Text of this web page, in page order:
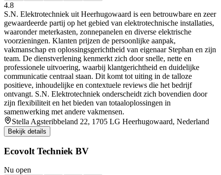
4.8
S.N. Elektrotechniek uit Heerhugowaard is een betrouwbare en zeer
gewaardeerde partij op het gebied van elektrotechnische installaties,
waaronder meterkasten, zonnepanelen en diverse elektrische
voorzieningen. Klanten prijzen de persoonlijke aanpak,
vakmanschap en oplossingsgerichtheid van eigenaar Stephan en zijn
team. De dienstverlening kenmerkt zich door snelle, nette en
professionele uitvoering, waarbij klantgerichtheid en duidelijke
communicatie centraal staan. Dit komt tot uiting in de talloze
positieve, inhoudelijke en contextuele reviews die het bedrijf
ontvangt. S.N. Elektrotechniek onderscheidt zich bovendien door
zijn flexibiliteit en het bieden van totaaloplossingen in
samenwerking met andere vakmensen.
Stella Agsteribbeland 22, 1705 LG Heerhugowaard, Nederland
Bekijk details
Ecovolt Techniek BV
Nu open